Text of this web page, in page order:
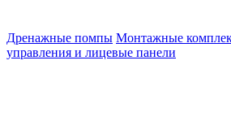
Дренажные помпы Монтажные
управления и лицевые панели